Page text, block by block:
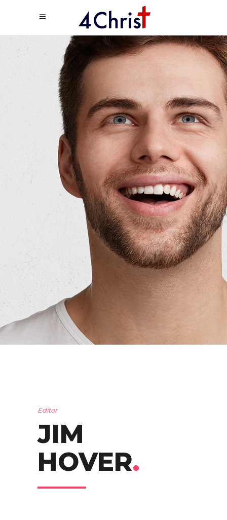
Editor
JIM
HOVER.